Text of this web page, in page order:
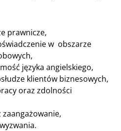
prawnicze,
w obszarze
języka angielskiego,
klientów biznesowych,
oraz zdolności